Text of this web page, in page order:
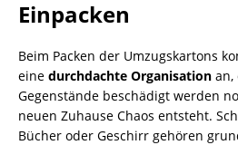
Einpacken
Beim Packen der Umzugskartons
eine durchdachte Organisation an,
Gegenstände beschädigt werden
neuen Zuhause Chaos entsteht.
Bücher oder Geschirr gehören